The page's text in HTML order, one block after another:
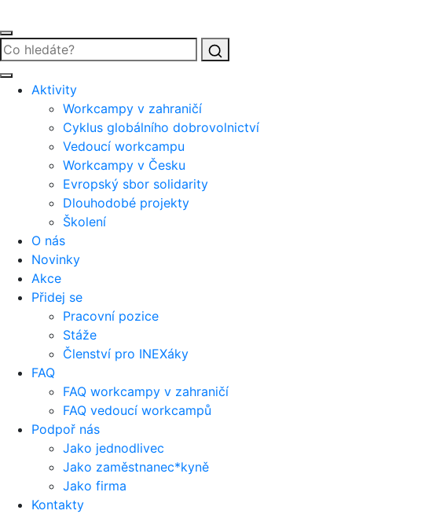
Vyhledat
Aktivity
Workcampy v zahraničí
Cyklus globálního dobrovolnictví
Vedoucí workcampu
Workcampy v Česku
Evropský sbor solidarity
Dlouhodobé projekty
Školení
O nás
Novinky
Akce
Přidej se
Pracovní pozice
Stáže
Členství pro INEXáky
FAQ
FAQ workcampy v zahraničí
FAQ vedoucí workcampů
Podpoř nás
Jako jednodlivec
Jako zaměstnanec*kyně
Jako firma
Kontakty